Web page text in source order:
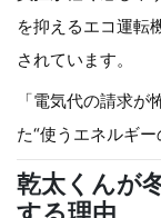
を抑えるエコ運転
されています。
「電気代の請求
た“使うエネルギー
乾太くんが
する理由